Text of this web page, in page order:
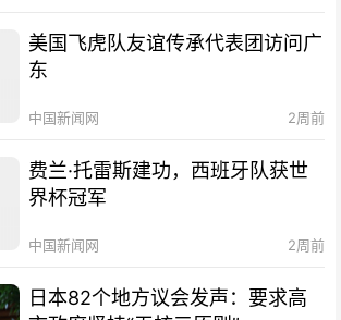
美国飞虎队友谊传承代表团访问广
东
中国新闻网 2周前
费兰·托雷斯建功，西班牙队获世
界杯冠军
中国新闻网 2周前
日本82个地方议会发声：要求高